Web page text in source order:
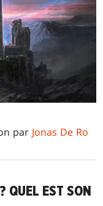
par Jonas De Ro
QUEL EST SON